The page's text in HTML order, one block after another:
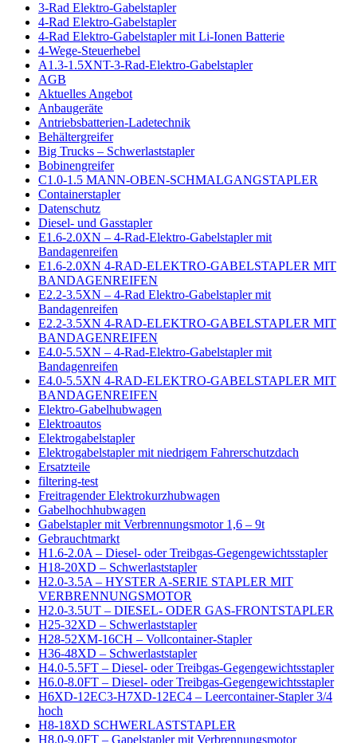
3-Rad Elektro-Gabelstapler
4-Rad Elektro-Gabelstapler
4-Rad Elektro-Gabelstapler mit Li-Ionen Batterie
4-Wege-Steuerhebel
A1.3-1.5XNT-3-Rad-Elektro-Gabelstapler
AGB
Aktuelles Angebot
Anbaugeräte
Antriebsbatterien-Ladetechnik
Behältergreifer
Big Trucks – Schwerlaststapler
Bobinengreifer
C1.0-1.5 MANN-OBEN-SCHMALGANGSTAPLER
Containerstapler
Datenschutz
Diesel- und Gasstapler
E1.6-2.0XN – 4-Rad-Elektro-Gabelstapler mit
Bandagenreifen
E1.6-2.0XN 4-RAD-ELEKTRO-GABELSTAPLER MIT
BANDAGENREIFEN
E2.2-3.5XN – 4-Rad Elektro-Gabelstapler mit
Bandagenreifen
E2.2-3.5XN 4-RAD-ELEKTRO-GABELSTAPLER MIT
BANDAGENREIFEN
E4.0-5.5XN – 4-Rad-Elektro-Gabelstapler mit
Bandagenreifen
E4.0-5.5XN 4-RAD-ELEKTRO-GABELSTAPLER MIT
BANDAGENREIFEN
Elektro-Gabelhubwagen
Elektroautos
Elektrogabelstapler
Elektrogabelstapler mit niedrigem Fahrerschutzdach
Ersatzteile
filtering-test
Freitragender Elektrokurzhubwagen
Gabelhochhubwagen
Gabelstapler mit Verbrennungsmotor 1,6 – 9t
Gebrauchtmarkt
H1.6-2.0A – Diesel- oder Treibgas-Gegengewichtsstapler
H18-20XD – Schwerlaststapler
H2.0-3.5A – HYSTER A-SERIE STAPLER MIT
VERBRENNUNGSMOTOR
H2.0-3.5UT – DIESEL- ODER GAS-FRONTSTAPLER
H25-32XD – Schwerlaststapler
H28-52XM-16CH – Vollcontainer-Stapler
H36-48XD – Schwerlaststapler
H4.0-5.5FT – Diesel- oder Treibgas-Gegengewichtsstapler
H6.0-8.0FT – Diesel- oder Treibgas-Gegengewichtsstapler
H6XD-12EC3-H7XD-12EC4 – Leercontainer-Stapler 3/4
hoch
H8-18XD SCHWERLASTSTAPLER
H8.0-9.0FT – Gapelstapler mit Verbrennungsmotor